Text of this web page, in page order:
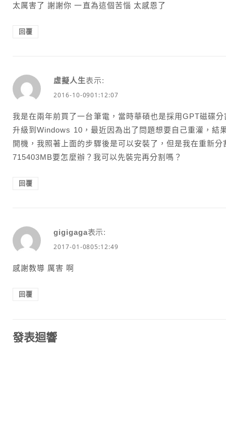
太厲害了 謝謝你 一直為這個苦惱 太感恩了
回覆
虛擬人生表示:
2016-10-0901:12:07
我是在兩年前買了一台筆電，當時華碩也是採用GPT磁碟
升級到Windows 10，最近因為出了問題想要自己重灌，結
開機，我照著上面的步驟後是可以安裝了，但是我在重新
715403MB要怎麼辦？我可以先裝完再分割嗎？
回覆
gigigaga表示:
2017-01-0805:12:49
感謝教導 厲害 啊
回覆
發表迴響